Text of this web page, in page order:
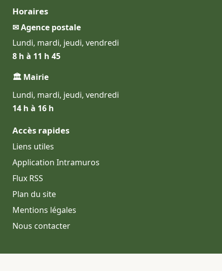
Horaires
✉ Agence postale
Lundi, mardi, jeudi, vendredi
8 h à 11 h 45
🏛 Mairie
Lundi, mardi, jeudi, vendredi
14 h à 16 h
Accès rapides
Liens utiles
Application Intramuros
Flux RSS
Plan du site
Mentions légales
Nous contacter